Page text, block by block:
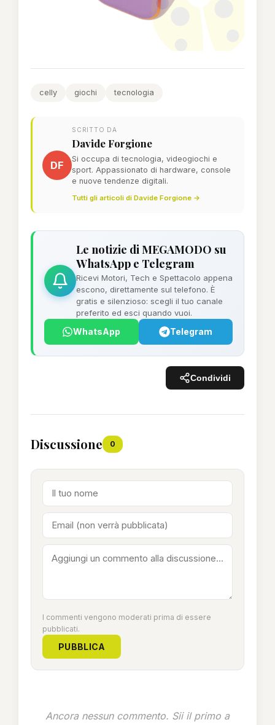
celly giochi tecnologia
DF
SCRITTO DA
Davide Forgione
Si occupa di tecnologia, videogiochi e
sport. Appassionato di hardware, console
e nuove tendenze digitali.
Tutti gli articoli di Davide Forgione →
Le notizie di MEGAMODO su
WhatsApp e Telegram
Ricevi Motori, Tech e Spettacolo appena
escono, direttamente sul telefono. È
gratis e silenzioso: scegli il tuo canale
preferito ed esci quando vuoi.
WhatsApp Telegram
Condividi
Discussione 0
I commenti vengono moderati prima di essere
pubblicati.
PUBBLICA
Ancora nessun commento. Sii il primo a